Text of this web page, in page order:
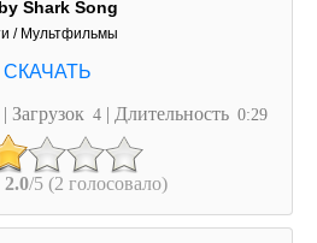
Shark Song
/ Мультфильмы
| Загрузок 4 | Длительность 0:29
2.0/5 (2 голосовало)